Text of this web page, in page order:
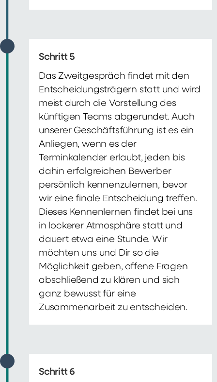
Schritt 5
Das Zweitgespräch findet mit den
Entscheidungsträgern statt und wird
meist durch die Vorstellung des
künftigen Teams abgerundet. Auch
unserer Geschäftsführung ist es ein
Anliegen, wenn es der
Terminkalender erlaubt, jeden bis
dahin erfolgreichen Bewerber
persönlich kennenzulernen, bevor
wir eine finale Entscheidung treffen.
Dieses Kennenlernen findet bei uns
in lockerer Atmosphäre statt und
dauert etwa eine Stunde. Wir
möchten uns und Dir so die
Möglichkeit geben, offene Fragen
abschließend zu klären und sich
ganz bewusst für eine
Zusammenarbeit zu entscheiden.
Schritt 6